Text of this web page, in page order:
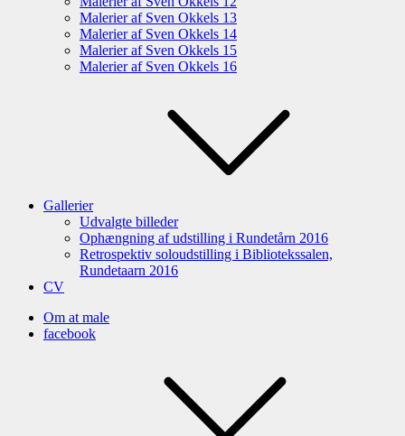
Malerier af Sven Okkels 13
Malerier af Sven Okkels 14
Malerier af Sven Okkels 15
Malerier af Sven Okkels 16
Gallerier
Udvalgte billeder
Ophængning af udstilling i Rundetårn 2016
Retrospektiv soloudstilling i Bibliotekssalen,
Rundetaarn 2016
CV
Om at male
facebook